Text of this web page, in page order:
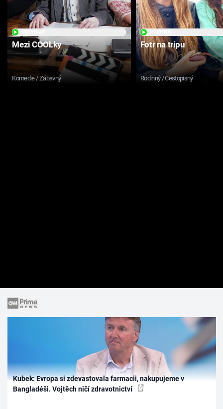
Mezi COOLky
Komedie / Zábavný
Fotr na tripu
Rodinný / Cestopisný
Kubek: Evropa si zdevastovala farmacii, nakupujeme v
Bangladéši. Vojtěch ničí zdravotnictví